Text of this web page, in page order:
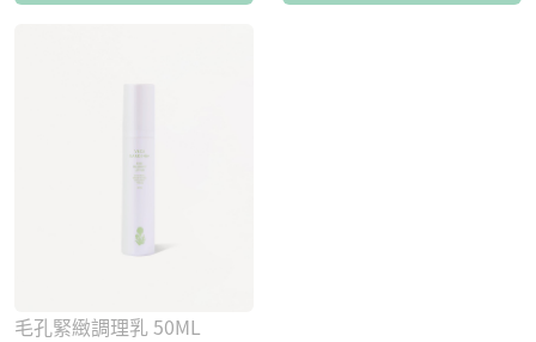
毛孔緊緻調理乳 50ML